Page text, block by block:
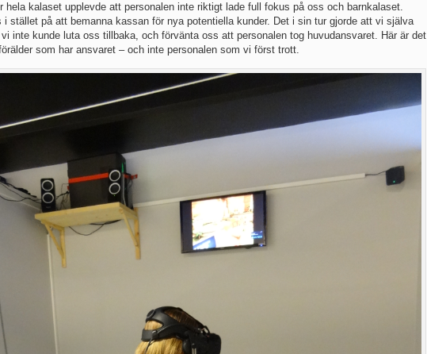
hela kalaset upplevde att personalen inte riktigt lade full fokus på oss och barnkalaset.
i stället på att bemanna kassan för nya potentiella kunder. Det i sin tur gjorde att vi själva
inte kunde luta oss tillbaka, och förvänta oss att personalen tog huvudansvaret. Här är det
som har ansvaret – och inte personalen som vi först trott.